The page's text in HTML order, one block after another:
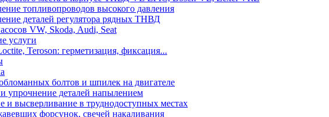
топливопроводов высокого давления
деталей регулятора рядных ТНВД
VW, Skoda, Audi, Seat
услуги
Teroson: герметизация, фиксация...
болтов и шпилек на двигателе
упрочнение деталей напылением
и высверливание в труднодоступных местах
форсунок, свечей накаливания